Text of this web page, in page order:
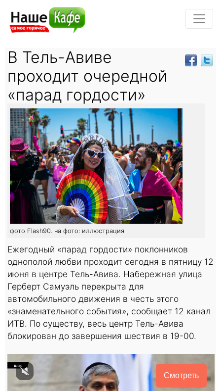
В Тель-Авиве
проходит очередной
«парад гордости»
фото Flash90. на фото: иллюстрация
Ежегодный «парад гордости» поклонников
однополой любви проходит сегодня в пятницу 12
июня в центре Тель-Авива. Набережная улица
Герберт Самуэль перекрыта для
автомобильного движения в честь этого
«знаменательного события», сообщает 12 канал
ИТВ. По существу, весь центр Тель-Авива
блокирован до завершения шествия в 19-00.
Смотреть